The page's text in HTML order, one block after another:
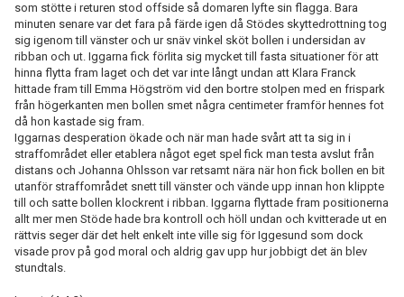
som stötte i returen stod offside så domaren lyfte sin flagga. Bara
minuten senare var det fara på färde igen då Stödes skyttedrottning tog
sig igenom till vänster och ur snäv vinkel sköt bollen i undersidan av
ribban och ut. Iggarna fick förlita sig mycket till fasta situationer för att
hinna flytta fram laget och det var inte långt undan att Klara Franck
hittade fram till Emma Högström vid den bortre stolpen med en frispark
från högerkanten men bollen smet några centimeter framför hennes fot
då hon kastade sig fram.
Iggarnas desperation ökade och när man hade svårt att ta sig in i
straffområdet eller etablera något eget spel fick man testa avslut från
distans och Johanna Ohlsson var retsamt nära när hon fick bollen en bit
utanför straffområdet snett till vänster och vände upp innan hon klippte
till och satte bollen klockrent i ribban. Iggarna flyttade fram positionerna
allt mer men Stöde hade bra kontroll och höll undan och kvitterade ut en
rättvis seger där det helt enkelt inte ville sig för Iggesund som dock
visade prov på god moral och aldrig gav upp hur jobbigt det än blev
stundtals.